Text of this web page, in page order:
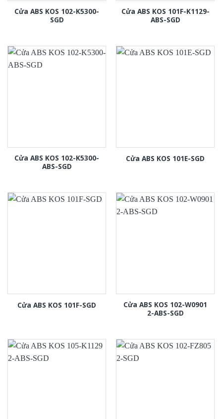
Cửa ABS KOS 102-K5300-
SGD
Cửa ABS KOS 101F-K1129-
ABS-SGD
Cửa ABS KOS 102-K5300-
ABS-SGD
Cửa ABS KOS 101E-SGD
Cửa ABS KOS 101F-SGD
Cửa ABS KOS 102-W0901
2-ABS-SGD